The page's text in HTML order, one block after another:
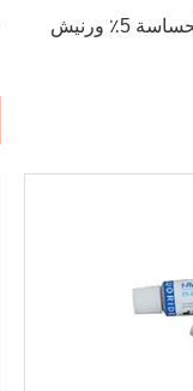
10-15 ثانية ورنيش أسنان للأسنان الحساسة 5٪ ورنيش